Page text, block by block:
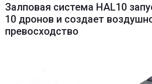
Залповая система HAL10
10 дронов и создает
превосходство